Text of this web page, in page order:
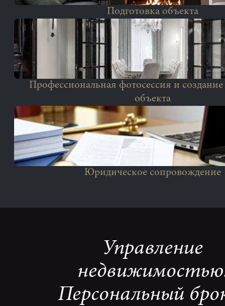
Подготовка объекта
Профессиональная фотосессия и
объекта
Юридическое сопровождение
Управление
Персональный